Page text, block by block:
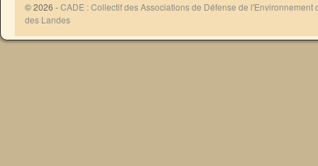
© 2026 -CADE : Collectif des Associations de Défense de l'Environnement
des Landes